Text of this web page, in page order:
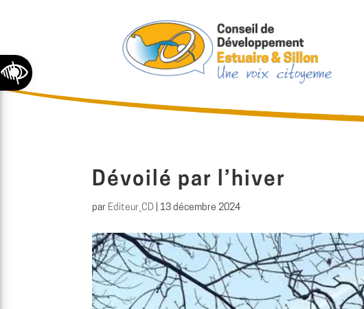
Ouvrir la barre d’outils
Dévoilé par l’hiver
par Editeur_CD 13 décembre 2024